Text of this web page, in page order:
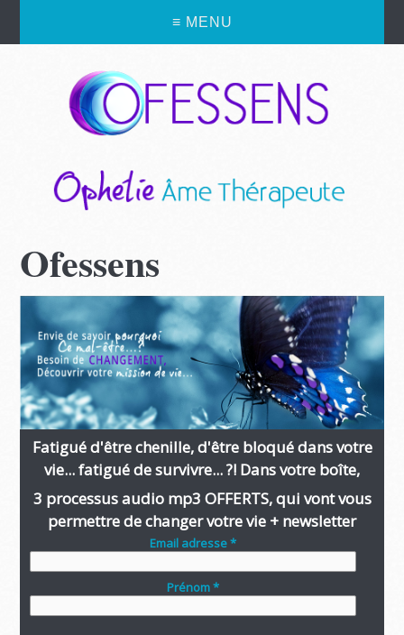
≡ MENU
Ofessens
Fatigué d'être chenille, d'être bloqué dans votre
vie... fatigué de survivre... ?! Dans votre boîte,
3 processus audio mp3 OFFERTS, qui vont vous
permettre de changer votre vie + newsletter
Email adresse *
Prénom *